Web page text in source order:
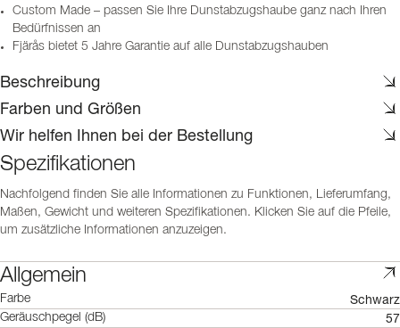
Custom Made – passen Sie Ihre Dunstabzugshaube ganz nach Ihren
Bedürfnissen an
Fjärås bietet 5 Jahre Garantie auf alle Dunstabzugshauben
Beschreibung
Farben und Größen
Wir helfen Ihnen bei der Bestellung
Spezifikationen
Nachfolgend finden Sie alle Informationen zu Funktionen, Lieferumfang,
Maßen, Gewicht und weiteren Spezifikationen. Klicken Sie auf die Pfeile,
um zusätzliche Informationen anzuzeigen.
Allgemein
Farbe Schwarz
Geräuschpegel (dB) 57